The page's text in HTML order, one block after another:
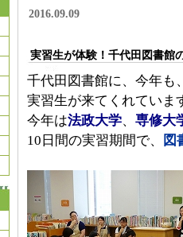
2016.09.09
実習生が体験！千代田図書館
千代田図書館に、今年も
実習生が来てくれていま
今年は法政大学、 専修大
10日間の実習期間で、
図